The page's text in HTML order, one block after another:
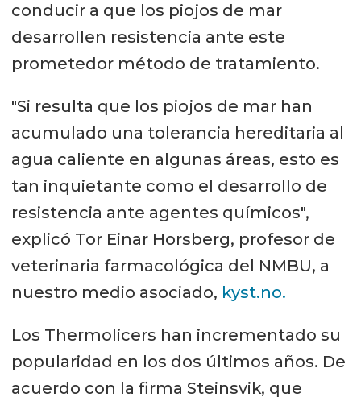
conducir a que los piojos de mar
desarrollen resistencia ante este
prometedor método de tratamiento.
"Si resulta que los piojos de mar han
acumulado una tolerancia hereditaria al
agua caliente en algunas áreas, esto es
tan inquietante como el desarrollo de
resistencia ante agentes químicos",
explicó Tor Einar Horsberg, profesor de
veterinaria farmacológica del NMBU, a
nuestro medio asociado, kyst.no.
Los Thermolicers han incrementado su
popularidad en los dos últimos años. De
acuerdo con la firma Steinsvik, que